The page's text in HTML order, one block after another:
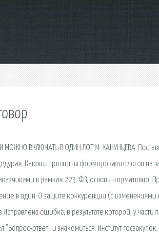
МОЖНО ВКЛЮЧАТЬ В ОДИН ЛОТ М. КАНУНЦЕВА.
Каковы принципы формирования лотов на
в рамках 223-ФЗ, основы нормативно.
в один. О защите конкуренции (с
ошибка, в результате которой, у части
ответ" и знакомиться. Институт